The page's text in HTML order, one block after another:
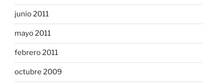
junio 2011
mayo 2011
febrero 2011
octubre 2009